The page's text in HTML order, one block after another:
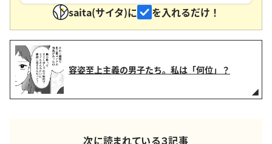
saita(サイタ)に
を入れるだけ！
容姿至上主義の男子たち。私は「何位」？
次に読まれている３記事